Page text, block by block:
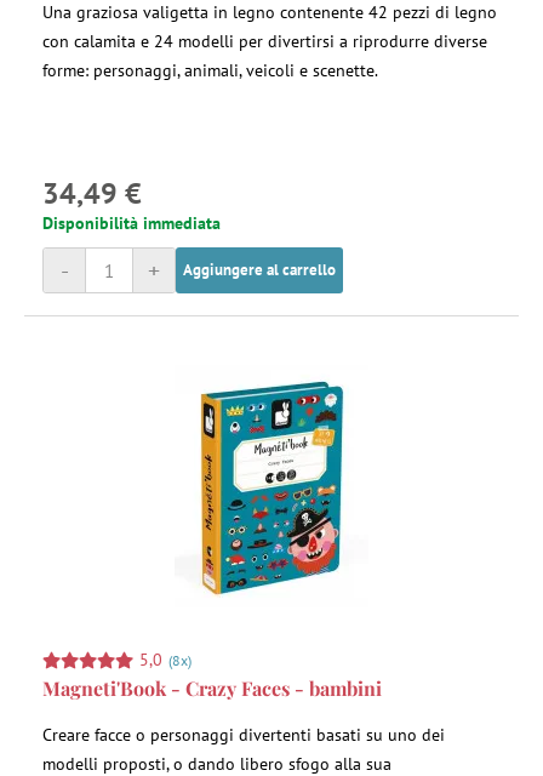
Una graziosa valigetta in legno contenente 42 pezzi di legno
con calamita e 24 modelli per divertirsi a riprodurre diverse
forme: personaggi, animali, veicoli e scenette.
34,49 €
Disponibilità immediata
+
- Aggiungere al carrello
5,0 (8x)
Magneti'Book - Crazy Faces - bambini
Creare facce o personaggi divertenti basati su uno dei
modelli proposti, o dando libero sfogo alla sua